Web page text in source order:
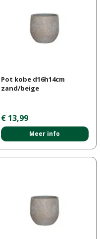
Pot kobe d16h14cm
zand/beige
€ 13,99
Meer info